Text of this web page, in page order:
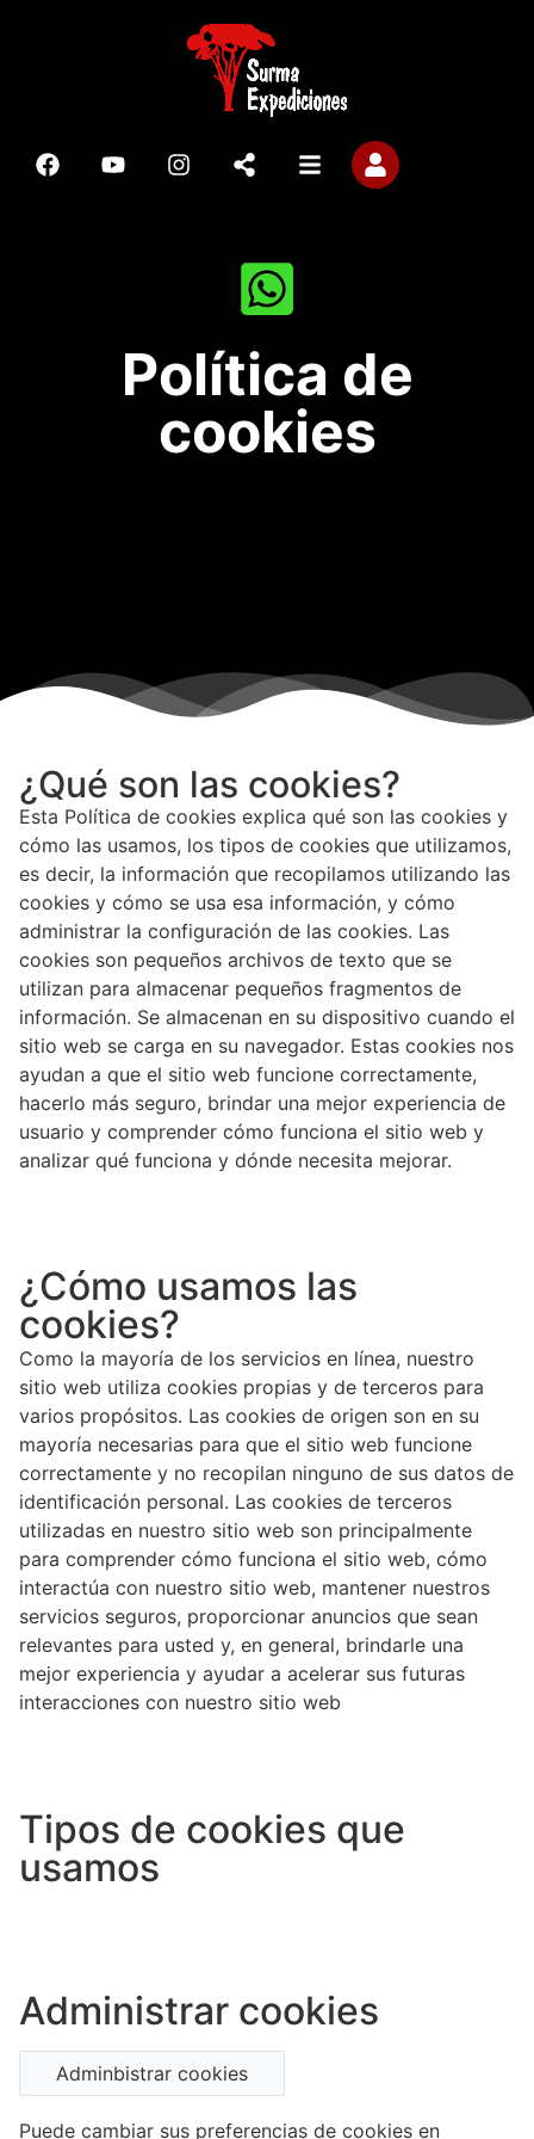
Política de
cookies
¿Qué son las cookies?
Esta Política de cookies explica qué son las cookies y
cómo las usamos, los tipos de cookies que utilizamos,
es decir, la información que recopilamos utilizando las
cookies y cómo se usa esa información, y cómo
administrar la configuración de las cookies. Las
cookies son pequeños archivos de texto que se
utilizan para almacenar pequeños fragmentos de
información. Se almacenan en su dispositivo cuando el
sitio web se carga en su navegador. Estas cookies nos
ayudan a que el sitio web funcione correctamente,
hacerlo más seguro, brindar una mejor experiencia de
usuario y comprender cómo funciona el sitio web y
analizar qué funciona y dónde necesita mejorar.
¿Cómo usamos las
cookies?
Como la mayoría de los servicios en línea, nuestro
sitio web utiliza cookies propias y de terceros para
varios propósitos. Las cookies de origen son en su
mayoría necesarias para que el sitio web funcione
correctamente y no recopilan ninguno de sus datos de
identificación personal. Las cookies de terceros
utilizadas en nuestro sitio web son principalmente
para comprender cómo funciona el sitio web, cómo
interactúa con nuestro sitio web, mantener nuestros
servicios seguros, proporcionar anuncios que sean
relevantes para usted y, en general, brindarle una
mejor experiencia y ayudar a acelerar sus futuras
interacciones con nuestro sitio web
Tipos de cookies que
usamos
Administrar cookies
Adminbistrar cookies
Puede cambiar sus preferencias de cookies en